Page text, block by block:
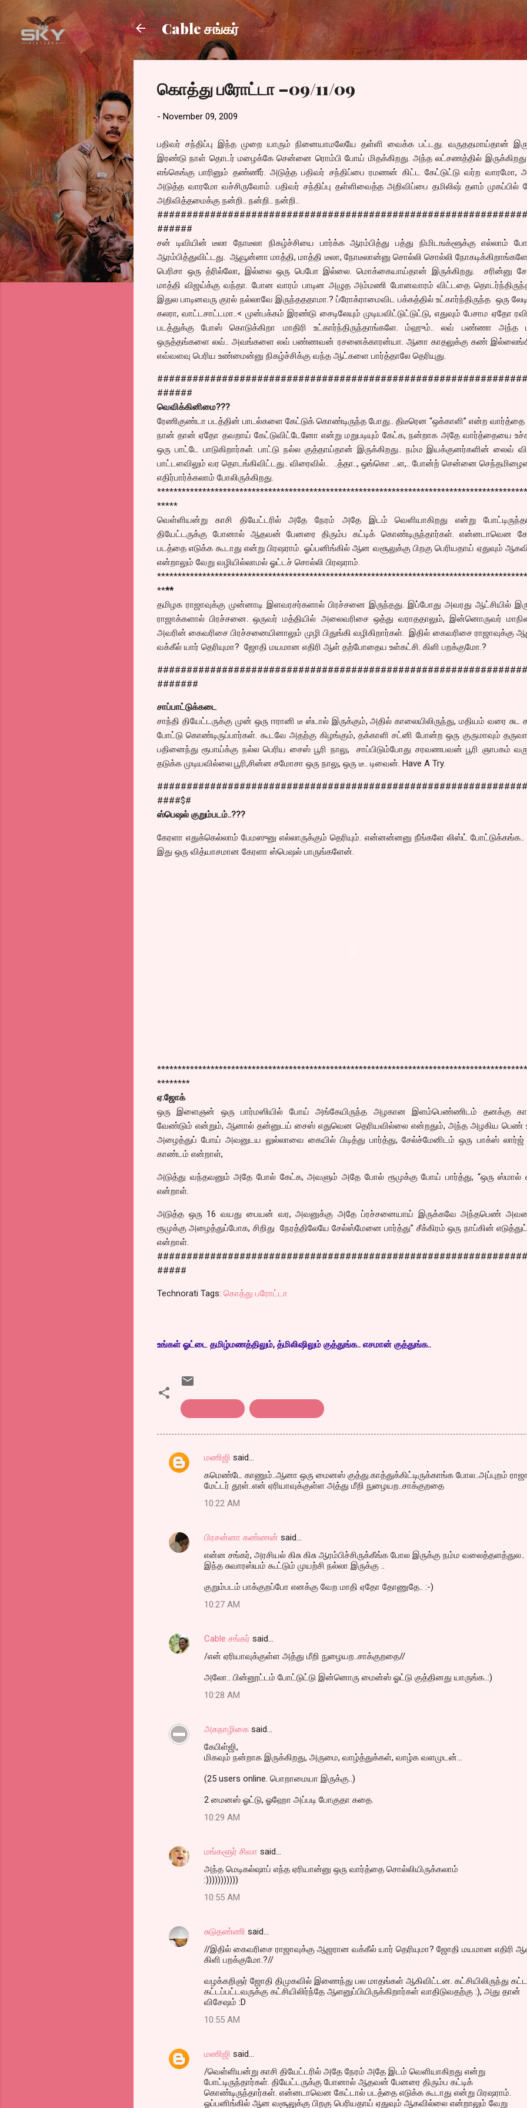
Skip to main content
Cable சங்கர்
கொத்து பரோட்டா –09/11/09
- November 09, 2009
பதிவர் சந்திப்பு இந்த முறை யாரும் நினையாமலேயே தள்ளி வைக்க பட்டது. வருததமாய்தான்
இரண்டு நாள் தொடர் மழைக்கே சென்னை ரொம்பி போய் மிதக்கிறது. அந்த லட்சணத்தில் இருக்கிறது
எங்கெங்கு பாரினும் தண்ணீர். அடுத்த பதிவர் சந்திப்பை ரமணன் கிட்ட கேட்டுட்டு வர்ற வாரமோ,
அடுத்த வாரமோ வச்சிருவோம். பதிவர் சந்திப்பு தள்ளிவைத்த அறிவிப்பை தமிலிஷ் தளம் முகப்பில்
அறிவித்தமைக்கு நன்றி.. நன்றி.. நன்றி..
######
சன் டிவியின் டீலா நோடீலா நிகழ்ச்சியை பார்க்க ஆரம்பித்து பத்து நிமிடஙக்ளூக்கு எல்லாம்
ஆரம்பித்துவிட்டது. ஆவூன்னா மாத்தி, மாத்தி டீலா, நோடீலான்னு சொல்லி சொல்லி
பெரிசா ஒரு த்ரில்லோ, இல்லை ஒரு பெபோ இல்லை. மொக்கையாய்தான் இருக்கிறது. சரின்னு
மாத்தி விஜய்க்கு வந்தா. போன வாரம் பாடின அழுத அம்மணி போனவாரம் விட்டதை
இதுல பாடினவரு குரல் நல்லாவே இருந்தததாமா.? ப்ரோக்ராமைவிட பக்கத்தில் உட்கார்ந்திருந்த ஒரு
கலரா, வாட்டசாட்டமா..< முன்பக்கம் இரண்டு சைடிலேயும் முடியவிட்டுட்டுட்டு, எதுவும் பேசாம ஏதோ
படத்துக்கு போஸ் கொடுக்கிறா மாதிரி உட்கார்ந்திருந்தாங்களே. ம்ஹும்.. லவ் பண்ணா அந்த
ஒருத்தங்களை லவ்.. அவங்களை லவ் பண்ணவன் ரசனைக்காரன்யா. ஆனா காதலுக்கு கண்
எவ்வளவு பெரிய உண்மைன்னு நிகழ்ச்சிக்கு வந்த ஆட்களை பார்த்தாலே தெரியுது.
######
வெவிக்கினிமை???
ரேணிகுண்டா படத்தின் பாடல்களை கேட்டுக் கொண்டிருந்த போது.. திடீரென “ஒக்காளி” என்ற
நான் தான் ஏதோ தவறாய் கேட்டுவிட்டேனோ என்று மறுபடியும் கேட்க, நன்றாக அதே வார்த்தையை
ஒரு பாட்டே பாடுகிறார்கள். பாட்டு நல்ல குத்தாய்தான் இருக்கிறது.. நம்ம இயக்குனர்களின் லைவ்
பாட்டளவிலும் வர தொடங்கிவிட்டது.. விரைவில்.. ..த்தா.., ஒங்கொ …ள,.. போன்ற் சென்னை
எதிர்பார்க்கலாம் போலிருக்கிறது.
*****
வெள்ளியன்று காசி தியேட்டரில் அதே நேரம் அதே இடம் வெளியாகிறது என்று
தியேட்டருக்கு போனால் ஆதவன் பேனரை திரும்ப கட்டிக் கொண்டிருந்தார்கள். என்னடாவென
படத்தை எடுக்க கூடாது என்று பிரஷராம். ஓப்பனிங்கில் ஆன வசூலுக்கு பிறகு பெரியதாய் ஏதுவும்
என்றாலும் வேறு வழியில்லாமல் ஓட்டச் சொல்லி பிரஷராம்.
****
தமிழக ராஜாவுக்கு முன்னாடி இளவரசர்களால் பிரச்சனை இருந்தது. இப்போது அவரது ஆட்சியில்
ராஜாக்களால் பிரச்சனை. ஒருவர் மத்தியில் அலைவரிசை ஒத்து வராததாலும், இன்னொருவர்
அவரின் கைவரிசை பிரச்சனையினாலும் முழி பிதுங்கி வழிகிறார்கள். இதில் கைவரிசை ராஜாவுக்கு
வக்கீல் யார் தெரியுமா? ஜோதி மயமான எதிரி ஆள் தற்போதைய உள்கட்சி. கிளி பறக்குமோ.?
#######
சாப்பாட்டுக்கடை
சாந்தி தியேட்டருக்கு முன் ஒரு ஈரானி டீ ஸ்டால் இருக்கும், அதில் காலையிலிருந்து, மதியம் வரை சுட
போட்டு கொண்டிருப்பார்கள். கூடவே அதற்கு கிழங்கும், தக்காளி சட்னி போன்ற ஒரு குருமாவும்
பதினைந்து ரூபாய்க்கு நல்ல பெரிய சைஸ் பூரி நாலு, சாப்பிடும்போது சரவணபவன் பூரி ஞாபகம்
தடுக்க முடியவில்லை.பூரி,சின்ன சமோசா ஒரு நாலு, ஒரு டீ.. டிவைன். Have A Try.
####$#
ஸ்பெஷல் குறும்படம்..???
கேரளா எதுக்கெல்லாம் பேமஸுனு எல்லாருக்கும் தெரியும். என்னன்னனு நீங்களே லிஸ்ட்
இது ஒரு வித்யாசமான கேரளா ஸ்பெஷல் பாருங்களேன்.
********
ஏ.ஜோக்
ஒரு இளைஞன் ஒரு பார்மஸியில் போய் அங்கேயிருந்த அழகான இளம்பெண்ணிடம் தனக்கு
வேண்டும் என்றும், ஆனால் தன்னுடய் சைஸ் எதுவென தெரியவில்லை என்றதும், அந்த அழகிய பெண்
அழைத்துப் போய் அவனுடய லுல்லாவை கையில் பிடித்து பார்த்து, சேல்ச்மேனிடம் ஒரு பாக்ஸ்
காண்டம் என்றாள்,
அடுத்து வந்தவனும் அதே போல் கேட்க, அவளும் அதே போல் ரூமுக்கு போய் பார்த்து, “ஒரு ஸ்மால்
என்றாள்.
அடுத்த ஒரு 16 வயது பையன் வர, அவனுக்கு அதே ப்ரச்சனையாய் இருக்கவே அந்தபெண்
ரூமுக்கு அழைத்துப்போக, சிறிது நேரத்திலேயே சேல்ஸ்மேனை பார்த்து” சீக்கிரம் ஒரு நாப்கின்
என்றாள்.
#####
Technorati Tags: கொத்து பரோட்டா
உங்கள் ஓட்டை தமிழ்மணத்திலும், த்மிலிஷிலும் குத்துங்க.. எசமான் குத்துங்க..
C
n
மணிஜி said…
கமெண்டே காணும்..ஆனா ஒரு மைனஸ் குத்து.காத்துக்கிட்டிருக்காங்க போல..அப்புறம்
மேட்டர் தூள்..என் ஏரியாவுக்குள்ள அத்து மீறி நுழையற..சாக்குறதை
10:22 AM
பிரசன்னா கண்ணன் said…
என்ன சங்கர், அரசியல் கிசு கிசு ஆரம்பிச்சிருக்கீங்க போல இருக்கு நம்ம வலைத்தளத்துல..
இந்த சுவாரஸ்யம் கூட்டும் முயற்சி நல்லா இருக்கு ..
குறும்படம் பாக்குறப்போ எனக்கு வேற மாதி ஏதோ தோணுதே.. :-)
10:27 AM
Cable சங்கர் said…
/என் ஏரியாவுக்குள்ள அத்து மீறி நுழையற..சாக்குறதை//
அலோ.. பின்னூட்டம் போட்டுட்டு இன்னொரு மைன்ஸ் ஓட்டு குத்தினது யாருங்க..:)
10:28 AM
அகநாழிகை said…
கேபிள்ஜி,
மிகவும் நன்றாக இருக்கிறது, அருமை, வாழ்த்துக்கள், வாழ்க வளமுடன்...
(25 users online. பொறாமையா இருக்கு..)
2 மைனஸ் ஓட்டு, ஓஹோ அப்படி போகுதா கதை.
10:29 AM
மங்களூர் சிவா said…
அந்த மெடிகல்ஷாப் எந்த ஏரியான்னு ஒரு வார்த்தை சொல்லியிருக்கலாம்
:)))))))))))
10:55 AM
சுடுதண்ணி said…
//இதில் கைவரிசை ராஜாவுக்கு ஆஜரான வக்கீல் யார் தெரியுமா? ஜோதி மயமான எதிரி
கிளி பறக்குமோ.?//
வழக்கறிஞர் ஜோதி திமுகவில் இணைந்து பல மாதங்கள் ஆகிவிட்டன. கட்சியிலிருந்து
கட்டப்பட்டவருக்கு கட்சியிலிர்ந்தே ஆளனுப்பியிருக்கிறார்கள் வாதிடுவதற்கு :), அது தான்
விசேஷம் :D
10:55 AM
மணிஜி said…
/வெள்ளியன்று காசி தியேட்டரில் அதே நேரம் அதே இடம் வெளியாகிறது என்று
போட்டிருந்தார்கள். தியேட்டருக்கு போனால் ஆதவன் பேனரை திரும்ப கட்டிக்
கொண்டிருந்தார்கள். என்னடாவென கேட்டால் படத்தை எடுக்க கூடாது என்று பிரஷராம்.
ஓப்பனிங்கில் ஆன வசூலுக்கு பிறகு பெரியதாய் ஏதுவும் ஆகவில்லை என்றாலும் வேறு